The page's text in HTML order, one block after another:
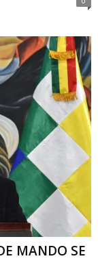
MANDO SE